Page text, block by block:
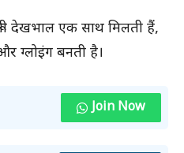
देखभाल एक साथ मिलती हैं,
ग्लोइंग बनती है।
Join Now